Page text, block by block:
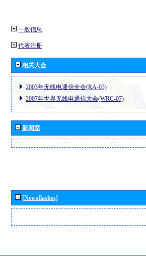
一般信息
代表注册
相关大会
2003年无线电通信全会(RA-03)
2007年世界无线电通信大会(WRC-07)
新闻室
[Newsflashes]